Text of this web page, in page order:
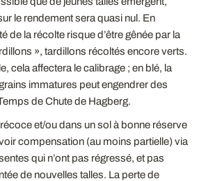
le rendement sera quasi nul. En
de la récolte risque d’être gênée par la
», tardillons récoltés encore verts.
cela affectera le calibrage ; en blé, la
immatures peut engendrer des
de Chute de Hagberg.
et/ou dans un sol à bonne réserve
compensation (au moins partielle) via
qui n’ont pas régressé, et pas
de nouvelles talles. La perte de